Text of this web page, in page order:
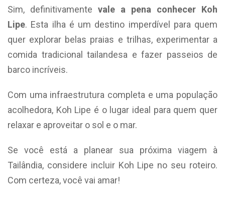
Sim, definitivamente vale a pena conhecer Koh
Lipe. Esta ilha é um destino imperdível para quem
quer explorar belas praias e trilhas, experimentar a
comida tradicional tailandesa e fazer passeios de
barco incríveis.
Com uma infraestrutura completa e uma população
acolhedora, Koh Lipe é o lugar ideal para quem quer
relaxar e aproveitar o sol e o mar.
Se você está a planear sua próxima viagem à
Tailândia, considere incluir Koh Lipe no seu roteiro.
Com certeza, você vai amar!